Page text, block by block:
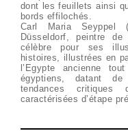
dont les feuillets ainsi
bords effilochés.
Carl Maria Seyppel
Düsseldorf, peintre
célèbre pour ses
histoires, illustrées en
l’Egypte ancienne
égyptiens, datant
tendances
caractérisées d’étape